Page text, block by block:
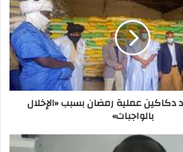
عملية رمضان بسبب «الإخلال
بالواجبات»